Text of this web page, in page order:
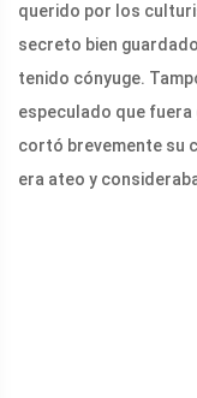
querido por los
secreto bien
tenido cónyuge.
especulado que fuera
cortó brevemente su
era ateo y